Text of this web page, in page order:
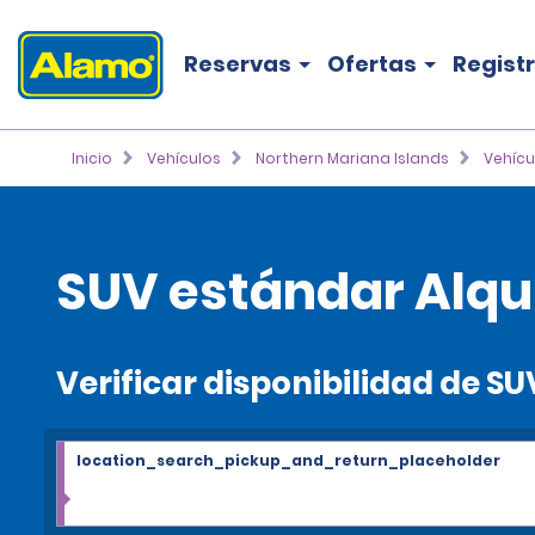
Reservas Ofertas
Inicio Vehículos Northern Mariana Islands
SUV estándar
Verificar disponibilidad de
location_search_pickup_and_return_placeholder